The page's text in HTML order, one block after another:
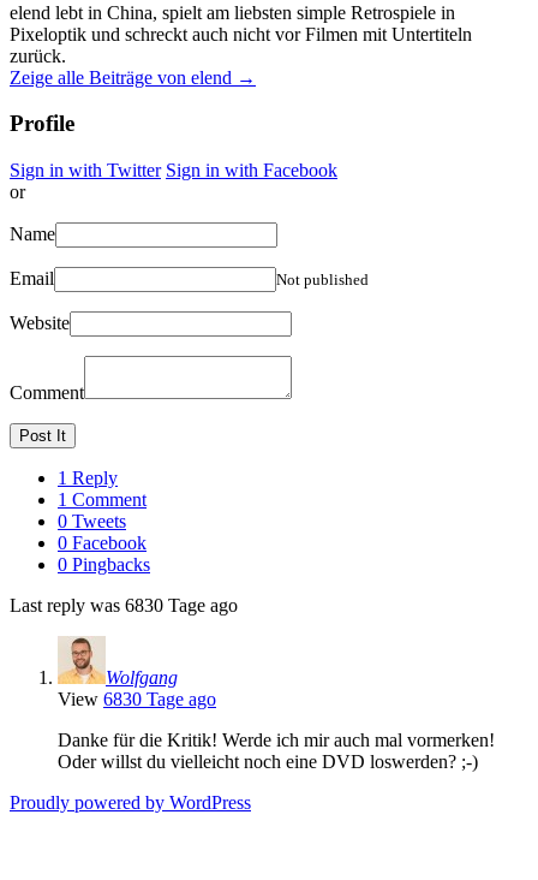
elend lebt in China, spielt am liebsten simple Retrospiele in
Pixeloptik und schreckt auch nicht vor Filmen mit Untertiteln
zurück.
Zeige alle Beiträge von elend →
Profile
Sign in with Twitter Sign in with Facebook
or
Name
Email Not published
Website
Comment
1 Reply
1 Comment
0 Tweets
0 Facebook
0 Pingbacks
Last reply was 6830 Tage ago
Wolfgang
View 6830 Tage ago
Danke für die Kritik! Werde ich mir auch mal vormerken!
Oder willst du vielleicht noch eine DVD loswerden? ;-)
Proudly powered by WordPress